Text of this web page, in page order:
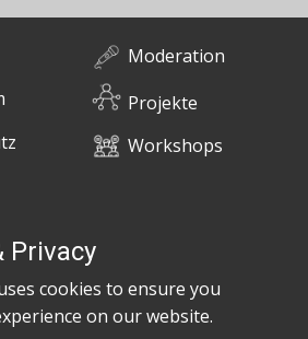
Moderation
Projekte
Workshops
Privacy
cookies to ensure you
on our website.